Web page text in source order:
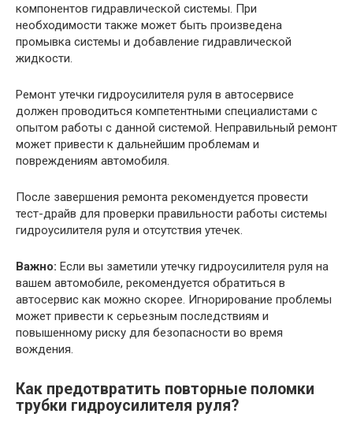
компонентов гидравлической системы. При
необходимости также может быть произведена
промывка системы и добавление гидравлической
жидкости.
Ремонт утечки гидроусилителя руля в автосервисе
должен проводиться компетентными специалистами с
опытом работы с данной системой. Неправильный ремонт
может привести к дальнейшим проблемам и
повреждениям автомобиля.
После завершения ремонта рекомендуется провести
тест-драйв для проверки правильности работы системы
гидроусилителя руля и отсутствия утечек.
Важно: Если вы заметили утечку гидроусилителя руля на
вашем автомобиле, рекомендуется обратиться в
автосервис как можно скорее. Игнорирование проблемы
может привести к серьезным последствиям и
повышенному риску для безопасности во время
вождения.
Как предотвратить повторные поломки
трубки гидроусилителя руля?